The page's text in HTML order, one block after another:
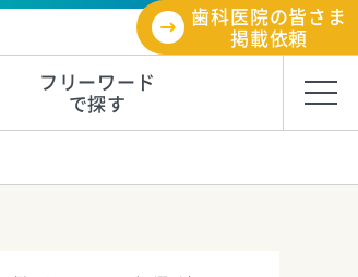
歯科医院の皆さま
掲載依頼
フリーワード
で探す